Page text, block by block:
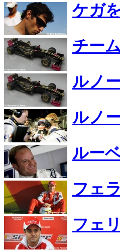
ケガ
チー
ルノ
ルノ
ルー
フェ
フェ